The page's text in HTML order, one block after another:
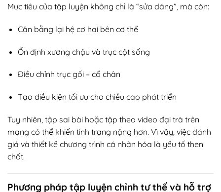
Mục tiêu của tập luyện không chỉ là “sửa dáng”, mà còn:
Cân bằng lại hệ cơ hai bên cơ thể
Ổn định xương chậu và trục cột sống
Điều chỉnh trục gối – cổ chân
Tạo điều kiện tối ưu cho chiều cao phát triển
Tuy nhiên, tập sai bài hoặc tập theo video đại trà trên
mạng có thể khiến tình trạng nặng hơn. Vì vậy, việc đánh
giá và thiết kế chương trình cá nhân hóa là yếu tố then
chốt.
Phương pháp tập luyện chỉnh tư thế và hỗ trợ